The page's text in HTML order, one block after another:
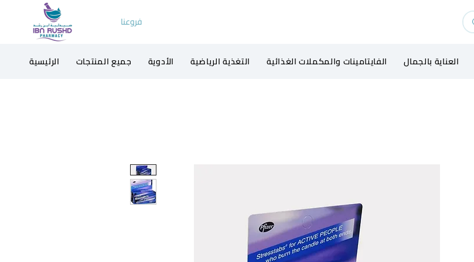
فروعنا
الرئيسية جميع المنتجات الأدوية التغذية الرياضية الفايتامينات والمكملات الغذائية العناية بالجمال